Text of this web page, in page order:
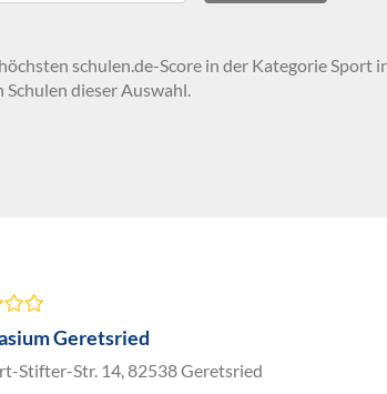
schulen.de-Score in der Kategorie Sport
dieser Auswahl.
Geretsried
Stifter-Str. 14, 82538 Geretsried